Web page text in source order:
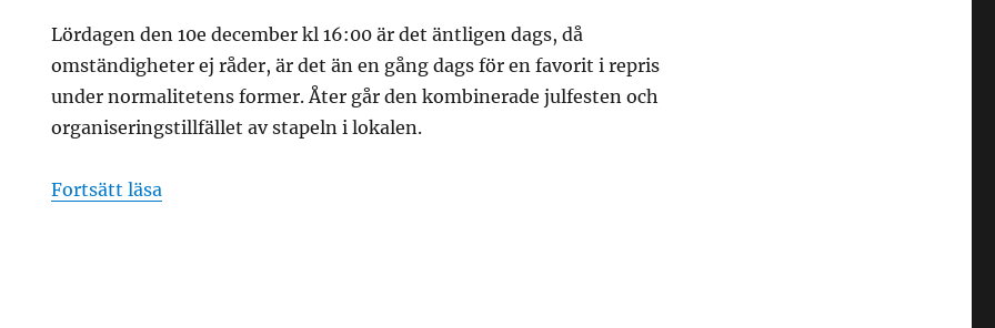
Lördagen den 10e december kl 16:00 är det äntligen dags, då
omständigheter ej råder, är det än en gång dags för en favorit i repris
under normalitetens former. Åter går den kombinerade julfesten och
organiseringstillfället av stapeln i lokalen.
Fortsätt läsa